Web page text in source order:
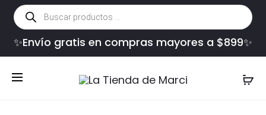
Búsqueda
de
productos
✨Envío gratis en compras mayores a $899✨